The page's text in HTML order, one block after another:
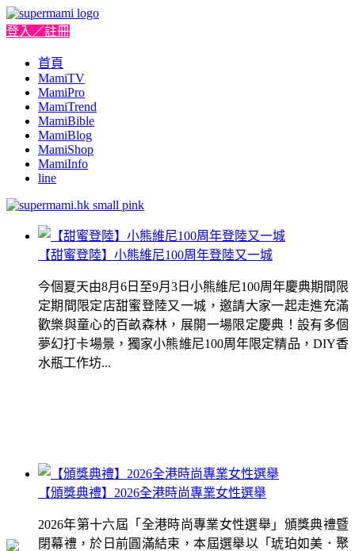
登入／註冊
首頁
MamiTV
MamiPro
MamiTrend
MamiBible
MamiBlog
MamiShop
MamiInfo
line
【甜蜜登陸】小熊維尼100周年登陸又一城
今個夏天由8月6日至9月3日小熊維尼100周年慶典期間限
定期間限定店甜蜜登陸又一城，邀請大家一起走進充滿
歡樂與童心的百畝森林，展開一場限定慶典！設有多個
夢幻打卡場景，獨家小熊維尼100周年限定精品，DIY香
水瓶工作坊...
【頒獎典禮】2026全港時尚專業女性選舉
2026年第十六屆「全港時尚專業女性選舉」頒獎典禮暨
閉幕禮，於日前圓滿結束，本屆選舉以「琥珀如美．聚